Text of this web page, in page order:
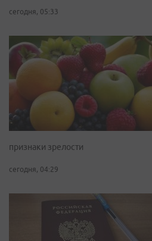
сегодня, 05:33
признаки зрелости
сегодня, 04:29